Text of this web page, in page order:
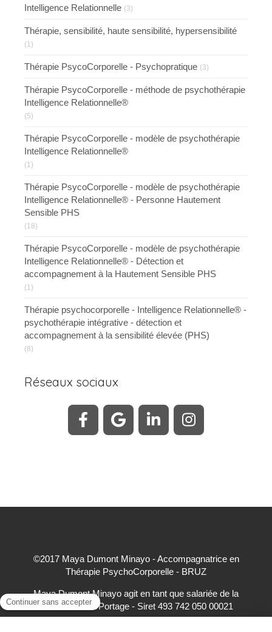
Intelligence Relationnelle (3)
Thérapie, sensibilité, haute sensibilité, hypersensibilité
(1)
Thérapie PsycoCorporelle - Psychopratique (3)
Thérapie PsycoCorporelle - méthode de psychothérapie
Intelligence Relationnelle®
(5)
Thérapie PsycoCorporelle - modèle de psychothérapie
Intelligence Relationnelle®
(1)
Thérapie PsycoCorporelle - modèle de psychothérapie
Intelligence Relationnelle® - Personne Hautement
Sensible PHS
(18)
Thérapie PsycoCorporelle - modèle de psychothérapie
Intelligence Relationnelle® - Détection et
accompagnement à la Hautement Sensible PHS
(1)
Thérapie psychocorporelle - Intelligence Relationnelle® -
psychothérapie intégrative - détection et
accompagnement à la sensibilité élevée (PHS)
(8)
Réseaux sociaux
©2017 Maya Dumont Minayo - Accompagnatrice en
Thérapie PsychoCorporelle - BRUZ
Maya Dumont Minayo agit en tant que salariée de la
société HELIA Portage - Siret 493 742 050 00021